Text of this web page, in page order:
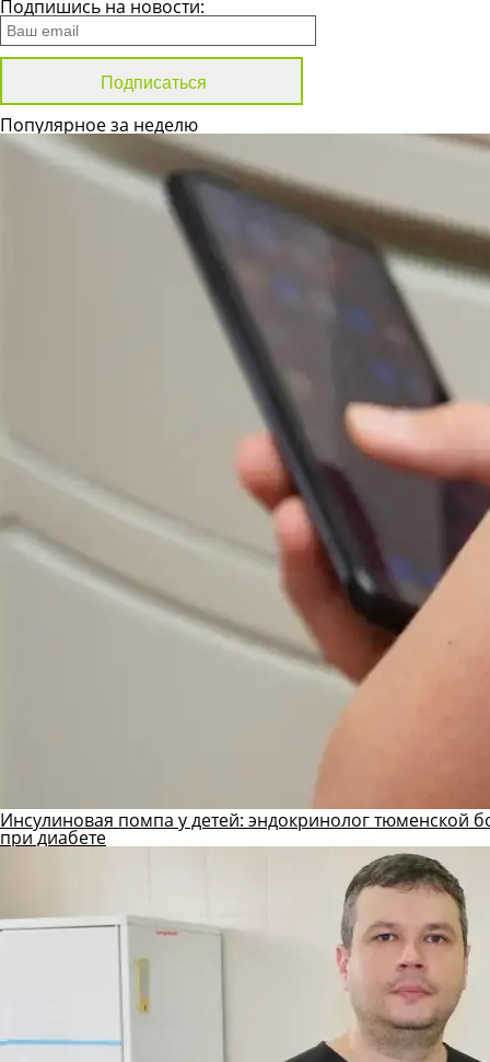
Подпишись на новости:
Популярное за неделю
Инсулиновая помпа у детей: эндокринолог тюменской
при диабете